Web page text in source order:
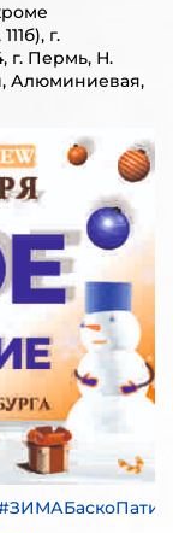
г.
г. Пермь, Н.
Алюминиевая,